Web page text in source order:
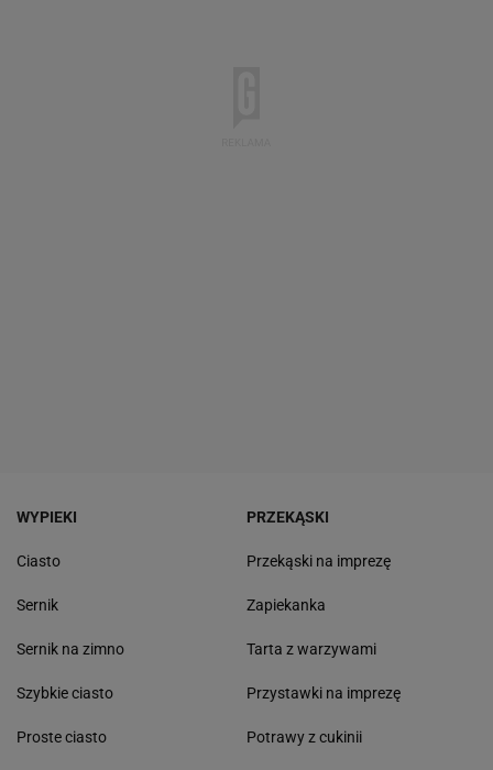
WYPIEKI
Ciasto
Sernik
Sernik na zimno
Szybkie ciasto
Proste ciasto
PRZEKĄSKI
Przekąski na imprezę
Zapiekanka
Tarta z warzywami
Przystawki na imprezę
Potrawy z cukinii